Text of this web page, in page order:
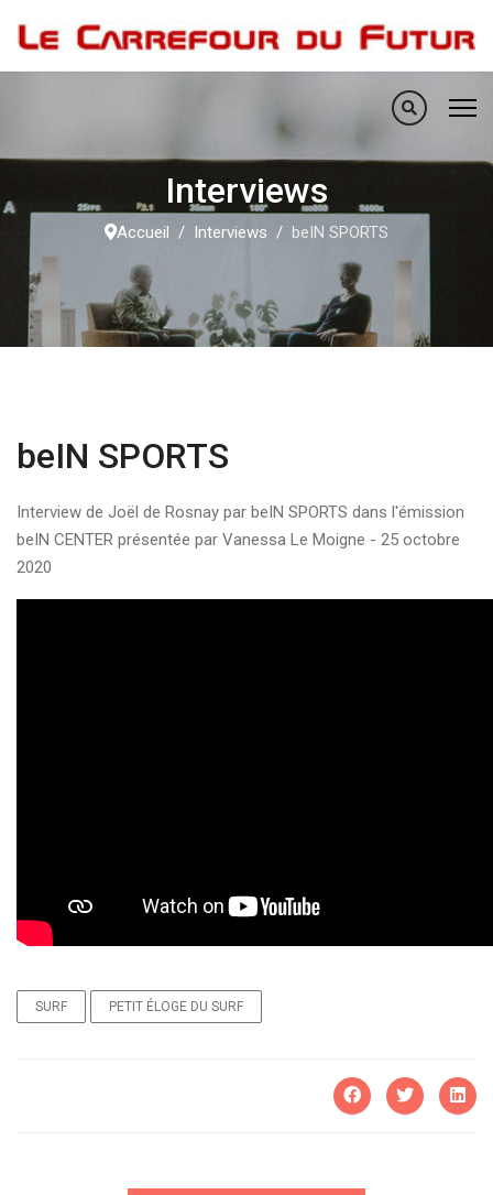
Interviews
Accueil Interviews beIN SPORTS
beIN SPORTS
Interview de Joël de Rosnay par beIN SPORTS dans l'émission
beIN CENTER présentée par Vanessa Le Moigne - 25 octobre
2020
SURF PETIT ÉLOGE DU SURF